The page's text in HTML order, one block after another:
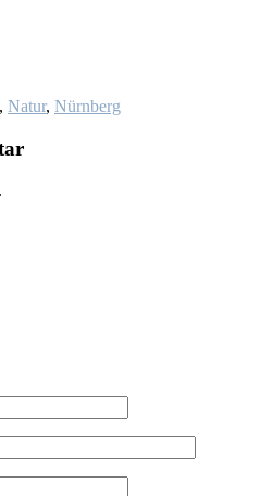
, Natur, Nürnberg